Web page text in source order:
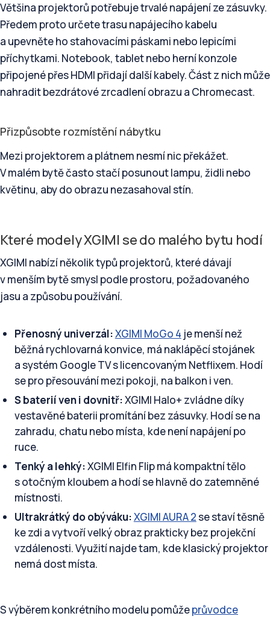
Většina projektorů potřebuje trvalé napájení ze zásuvky.
Předem proto určete trasu napájecího kabelu
a upevněte ho stahovacími páskami nebo lepicími
příchytkami. Notebook, tablet nebo herní konzole
připojené přes HDMI přidají další kabely. Část z nich může
nahradit bezdrátové zrcadlení obrazu a Chromecast.
Přizpůsobte rozmístění nábytku
Mezi projektorem a plátnem nesmí nic překážet.
V malém bytě často stačí posunout lampu, židli nebo
květinu, aby do obrazu nezasahoval stín.
Které modely XGIMI se do malého bytu hodí
XGIMI nabízí několik typů projektorů, které dávají
v menším bytě smysl podle prostoru, požadovaného
jasu a způsobu používání.
Přenosný univerzál:XGIMI MoGo 4 je menší než
běžná rychlovarná konvice, má naklápěcí stojánek
a systém Google TV s licencovaným Netflixem. Hodí
se pro přesouvání mezi pokoji, na balkon i ven.
S baterií ven i dovnitř:XGIMI Halo+ zvládne díky
vestavěné baterii promítání bez zásuvky. Hodí se na
zahradu, chatu nebo místa, kde není napájení po
ruce.
Tenký a lehký:XGIMI Elfin Flip má kompaktní tělo
s otočným kloubem a hodí se hlavně do zatemněné
místnosti.
Ultrakrátký do obýváku:XGIMI AURA 2se staví těsně
ke zdi a vytvoří velký obraz prakticky bez projekční
vzdálenosti. Využití najde tam, kde klasický projektor
nemá dost místa.
S výběrem konkrétního modelu pomůžeprůvodce